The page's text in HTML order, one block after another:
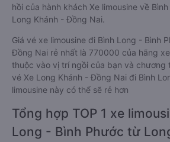
hồi của hành khách Xe limousine về
Long Khánh - Đồng Nai.
Giá vé xe limousine đi Bình Long - Bình
Đồng Nai rẻ nhất là 770000 của hãng
thuộc vào vị trí ngồi của bạn và chương
vé Xe Long Khánh - Đồng Nai đi Bình
limousine này có thể sẽ rẻ hơn
Tổng hợp TOP 1 xe
Long - Bình Phước từ